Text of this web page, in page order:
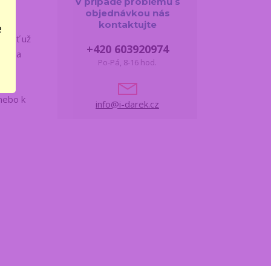
ať už
na
k
objednávkou nás
kontaktujte
+420 603920974
Po-Pá, 8-16 hod.
info@i-darek.cz